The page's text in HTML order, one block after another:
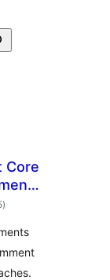
Core
कुल
रेटिङ्गहरू
)